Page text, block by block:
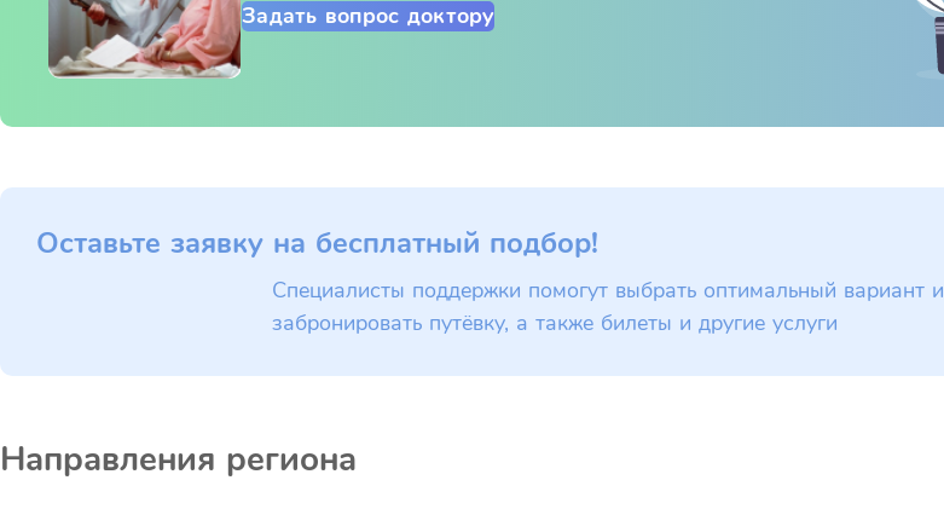
Задать вопрос доктору
Оставьте заявку на бесплатный подбор!
Специалисты поддержки помогут выбрать оптимальный вариант и
забронировать путёвку, а также билеты и другие услуги
Направления региона